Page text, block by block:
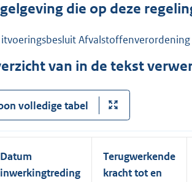
die op deze
van in de tekst
volledige tabel
Datum
inwerkingtreding
Terugwerkende
kracht tot en